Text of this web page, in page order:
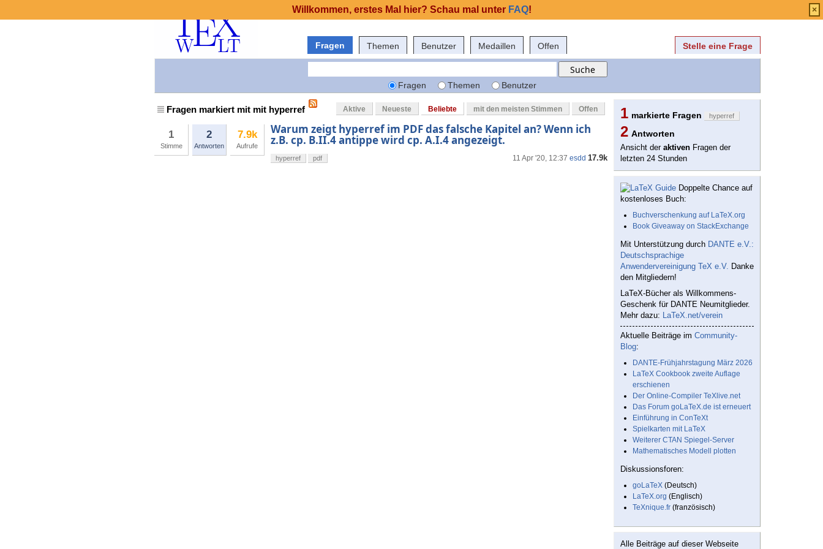
Fragen Themen Benutzer Medaillen Offen Stelle eine Frage
Fragen Themen Benutzer
Fragen markiert mit mit hyperref Aktive Neueste Beliebte mit den meisten Stimmen Offen
1
Stimme
2
Antworten
7.9k
Aufrufe
Warum zeigt hyperref im PDF das falsche Kapitel an? Wenn ich
z.B. cp. B.II.4 antippe wird cp. A.I.4 angezeigt.
11 Apr '20, 12:37 esdd 17.9k
hyperref pdf
1 markierte Fragen hyperref
2 Antworten
Ansicht der aktiven Fragen der
letzten 24 Stunden
Doppelte Chance auf
kostenloses Buch:
Buchverschenkung auf LaTeX.org
Book Giveaway on StackExchange
Mit Unterstützung durch DANTE e.V.:
Deutschsprachige
Anwendervereinigung TeX e.V. Danke
den Mitgliedern!
LaTeX-Bücher als Willkommens-
Geschenk für DANTE Neumitglieder.
Mehr dazu: LaTeX.net/verein
Aktuelle Beiträge im Community-
Blog:
DANTE-Frühjahrstagung März 2026
LaTeX Cookbook zweite Auflage
erschienen
Der Online-Compiler TeXlive.net
Das Forum goLaTeX.de ist erneuert
Einführung in ConTeXt
Spielkarten mit LaTeX
Weiterer CTAN Spiegel-Server
Mathematisches Modell plotten
Diskussionsforen:
goLaTeX (Deutsch)
LaTeX.org (Englisch)
TeXnique.fr (französisch)
Alle Beiträge auf dieser Webseite
Willkommen, erstes Mal hier? Schau mal unter FAQ! ×